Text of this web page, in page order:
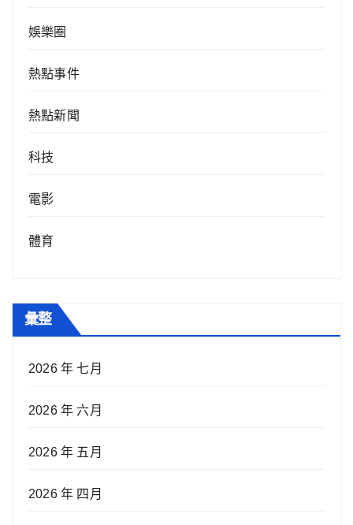
娛樂圈
熱點事件
熱點新聞
科技
電影
體育
彙整
2026 年 七月
2026 年 六月
2026 年 五月
2026 年 四月